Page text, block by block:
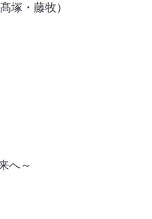
塚・藤牧）
へ～